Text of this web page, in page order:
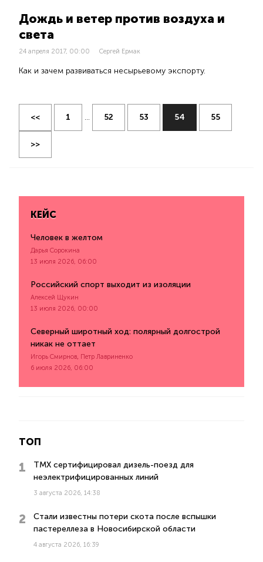
Дождь и ветер против воздуха и
света
24 апреля 2017, 00:00 Сергей Ермак
Как и зачем развиваться несырьевому экспорту.
<< 1 ... 52 53 54 55
>>
КЕЙС
Человек в желтом
Дарья Сорокина
13 июля 2026, 06:00
Российский спорт выходит из изоляции
Алексей Щукин
13 июля 2026, 00:00
Северный широтный ход: полярный долгострой
никак не оттает
Игорь Смирнов, Петр Лавриненко
6 июля 2026, 06:00
ТОП
ТМХ сертифицировал дизель-поезд для
неэлектрифицированных линий
3 августа 2026, 14:38
Стали известны потери скота после вспышки
пастереллеза в Новосибирской области
4 августа 2026, 16:39